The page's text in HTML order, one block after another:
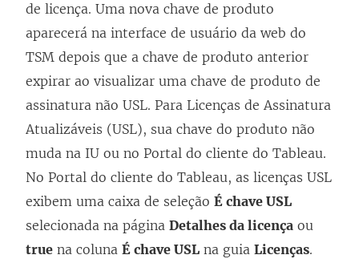
de licença. Uma nova chave de produto
aparecerá na interface de usuário da web do
TSM depois que a chave de produto anterior
expirar ao visualizar uma chave de produto de
assinatura não USL. Para Licenças de Assinatura
Atualizáveis (USL), sua chave do produto não
muda na IU ou no Portal do cliente do Tableau.
No Portal do cliente do Tableau, as licenças USL
exibem uma caixa de seleção É chave USL
selecionada na página Detalhes da licença ou
true na coluna É chave USL na guia Licenças.